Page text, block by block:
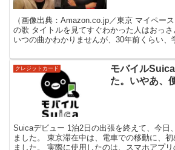
（画像出典：Amazon.co.jp／東京 マイペー
の歌 タイトルを見てすぐわかった人はおっ
いつの曲かわかりませんが、30年前くらい、
クレジットカード
モバイル
た。いやあ、
Suicaデビュー 1泊2日の出張を終えて、今日
ました。 東京滞在中は、電車での移動に、
ました。 実際に使用したのは、スマホアプリ